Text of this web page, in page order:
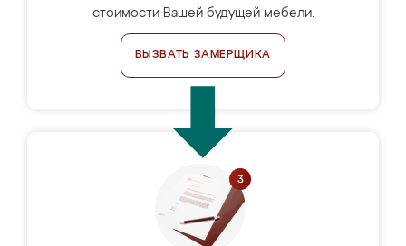
стоимости Вашей будущей мебели.
ВЫЗВАТЬ ЗАМЕРЩИКА